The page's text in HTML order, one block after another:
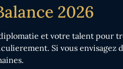
2026
et votre talent pour
Si vous envisagez